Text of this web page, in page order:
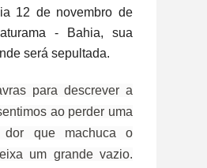
12 de novembro de
- Bahia, sua
será sepultada.
para descrever a
ao perder uma
que machuca o
um grande vazio.